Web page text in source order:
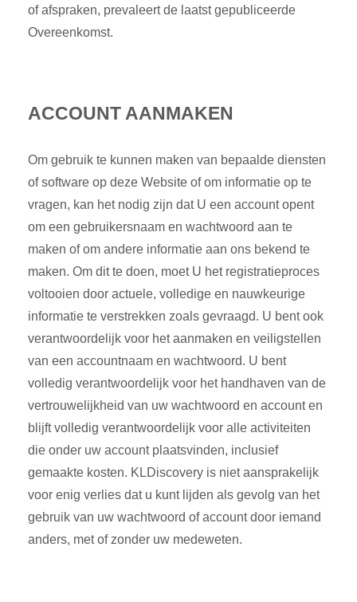
of afspraken, prevaleert de laatst gepubliceerde
Overeenkomst.
ACCOUNT AANMAKEN
Om gebruik te kunnen maken van bepaalde diensten
of software op deze Website of om informatie op te
vragen, kan het nodig zijn dat U een account opent
om een gebruikersnaam en wachtwoord aan te
maken of om andere informatie aan ons bekend te
maken. Om dit te doen, moet U het registratieproces
voltooien door actuele, volledige en nauwkeurige
informatie te verstrekken zoals gevraagd. U bent ook
verantwoordelijk voor het aanmaken en veiligstellen
van een accountnaam en wachtwoord. U bent
volledig verantwoordelijk voor het handhaven van de
vertrouwelijkheid van uw wachtwoord en account en
blijft volledig verantwoordelijk voor alle activiteiten
die onder uw account plaatsvinden, inclusief
gemaakte kosten. KLDiscovery is niet aansprakelijk
voor enig verlies dat u kunt lijden als gevolg van het
gebruik van uw wachtwoord of account door iemand
anders, met of zonder uw medeweten.